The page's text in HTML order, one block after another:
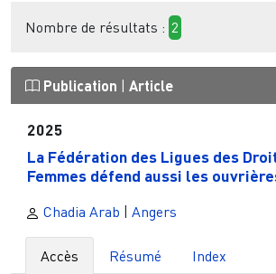
Nombre de résultats : 2
Publication Article
2025
La Fédération des Ligues des
Femmes défend aussi les
Chadia Arab | Angers
Accès Résumé Index